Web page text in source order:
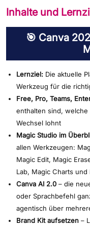
Inhalte und
🎯 Canva
Lernziel: Die aktuelle
Werkzeug für die
Free, Pro, Teams,
enthalten sind,
Wechsel lohnt
Magic Studio im
allen Werkzeugen:
Magic Edit, Magic
Lab, Magic Charts und
Canva AI 2.0 – die
oder Sprachbefehl
agentisch über
Brand Kit aufsetzen –